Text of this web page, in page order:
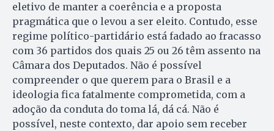
eletivo de manter a coerência e a proposta
pragmática que o levou a ser eleito. Contudo, esse
regime político-partidário está fadado ao fracasso
com 36 partidos dos quais 25 ou 26 têm assento na
Câmara dos Deputados. Não é possível
compreender o que querem para o Brasil e a
ideologia fica fatalmente comprometida, com a
adoção da conduta do toma lá, dá cá. Não é
possível, neste contexto, dar apoio sem receber